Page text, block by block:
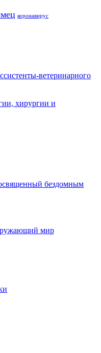
коронавирус
ветеринарного
хирургии и
бездомным
мир